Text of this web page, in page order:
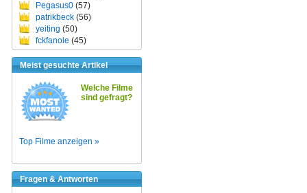
Pegasus0 (57)
patrikbeck (56)
yeiting (50)
fckfanole (45)
Meist gesuchte Artikel
Welche Filme
sind gefragt?
Top Filme anzeigen »
Fragen & Antworten